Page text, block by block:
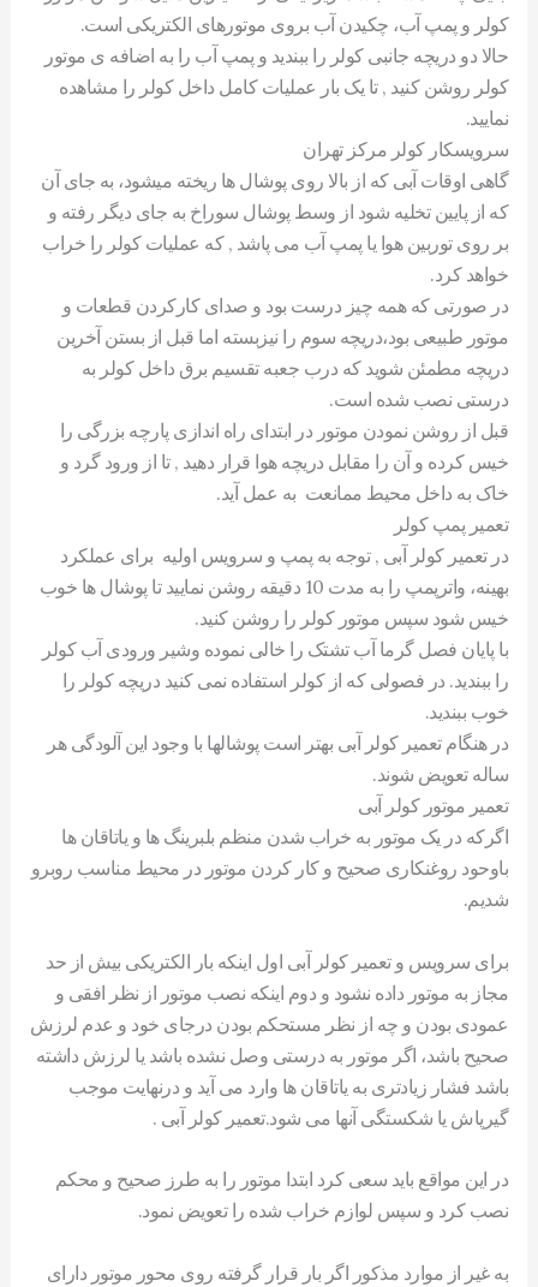
کولر و پمپ آب، چکیدن آب بروی موتورهای الکتریکی است.
حالا دو دریچه جانبی کولر را ببندید و پمپ آب را به اضافه ی موتور
کولر روشن کنید , تا یک بار عملیات کامل داخل کولر را مشاهده
نمایید.
سرویسکار کولر مرکز تهران
گاهی اوقات آبی که از بالا روی پوشال ها ریخته میشود، به جای آن
که از پایین تخلیه شود از وسط پوشال سوراخ به جای دیگر رفته و
بر روی توربین هوا یا پمپ آب می پاشد , که عملیات کولر را خراب
خواهد کرد.
در صورتی که همه چیز درست بود و صدای کارکردن قطعات و
موتور طبیعی بود،دریچه سوم را نیزبسته اما قبل از بستن آخرین
دریچه مطمئن شوید که درب جعبه تقسیم برق داخل کولر به
درستی نصب شده است.
قبل از روشن نمودن موتور در ابتدای راه اندازی پارچه بزرگی را
خیس کرده و آن را مقابل دریچه هوا قرار دهید , تا از ورود گرد و
خاک به داخل محیط ممانعت به عمل آید.
تعمیر پمپ کولر
در تعمیر کولر آبی , توجه به پمپ و سرویس اولیه برای عملکرد
بهینه، واترپمپ را به مدت 10 دقیقه روشن نمایید تا پوشال ها خوب
خیس شود سپس موتور کولر را روشن کنید.
با پایان فصل گرما آب تشتک را خالی نموده وشیر ورودی آب کولر
را ببندید. در فصولی که از کولر استفاده نمی کنید دریچه کولر را
خوب ببندید.
در هنگام تعمیر کولر آبی بهتر است پوشالها با وجود این آلودگی هر
ساله تعویض شوند.
تعمیر موتور کولر آبی
اگرکه در یک موتور به خراب شدن منظم بلبرینگ ها و یاتاقان ها
باوحود روغنکاری صحیح و کار کردن موتور در محیط مناسب روبرو
شدیم.
برای سرویس و تعمیر کولر آبی اول اینکه بار الکتریکی بیش از حد
مجاز به موتور داده نشود و دوم اینکه نصب موتور از نظر افقی و
عمودی بودن و چه از نظر مستحکم بودن درجای خود و عدم لرزش
صحیح باشد، اگر موتور به درستی وصل نشده باشد یا لرزش داشته
باشد فشار زیادتری به یاتاقان ها وارد می آید و درنهایت موجب
گیرپاش یا شکستگی آنها می شود.تعمیر کولر آبی .
در این مواقع باید سعی کرد ابتدا موتور را به طرز صحیح و محکم
نصب کرد و سپس لوازم خراب شده را تعویض نمود.
به غیر از موارد مذکور اگر بار قرار گرفته روی محور موتور دارای